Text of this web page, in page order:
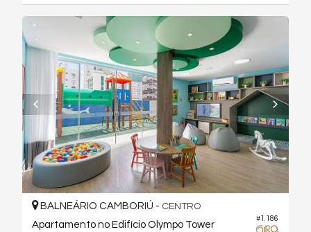
#1.186
BALNEÁRIO CAMBORIÚ - CENTRO
Apartamento no Edifício Olympo Tower